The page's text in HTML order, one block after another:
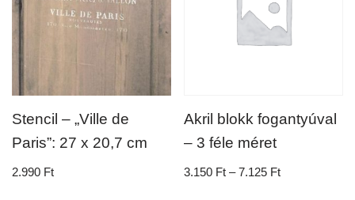
Stencil – „Ville de
Paris”: 27 x 20,7 cm
2.990 Ft
Akril blokk fogantyúval
– 3 féle méret
3.150 Ft – 7.125 Ft